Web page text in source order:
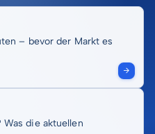
– bevor der Markt es
Was die aktuellen